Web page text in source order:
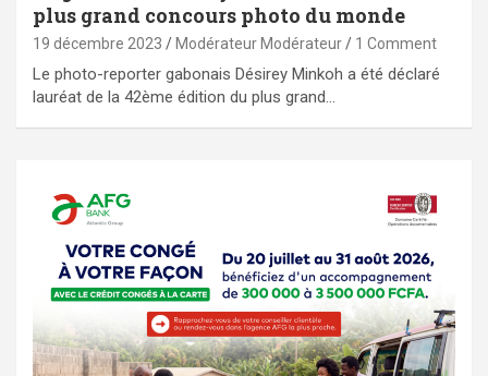
plus grand concours photo du monde
19 décembre 2023 Modérateur Modérateur 1 Comment
Le photo-reporter gabonais Désirey Minkoh a été déclaré
lauréat de la 42ème édition du plus grand…